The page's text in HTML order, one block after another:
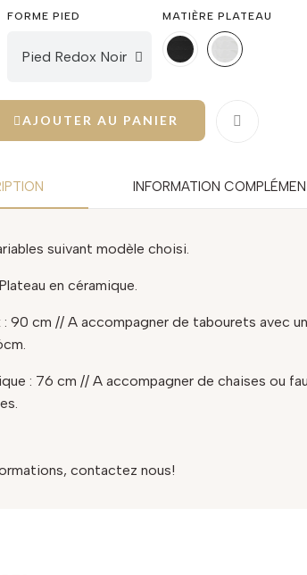
FORME PIED MATIÈRE PLATEAU
AJOUTER AU PANIER
INFORMATION
suivant modèle choisi.
en céramique.
: 90 cm // A accompagner de tabourets avec
: 76 cm // A accompagner de chaises ou
contactez nous!